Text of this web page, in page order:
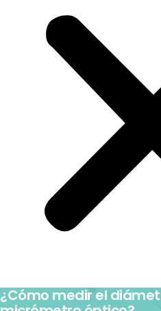
¿Cómo medir el